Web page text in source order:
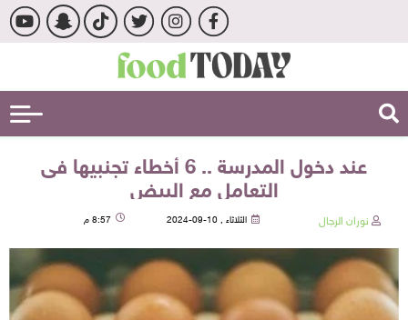
عند دخول المدرسة .. 6 أخطاء تجنبيها فى
التعامل مع البيض
نوران الرجال الثلاثاء , 10-09-2024 8:57 م